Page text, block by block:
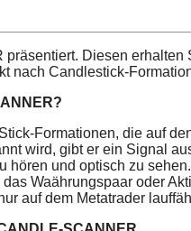
Diesen erhalten
nach Candlestick-
Formationen, die auf
wird, gibt er ein Signal
hören und optisch zu sehen.
Waährungspaar oder
auf dem Metatrader